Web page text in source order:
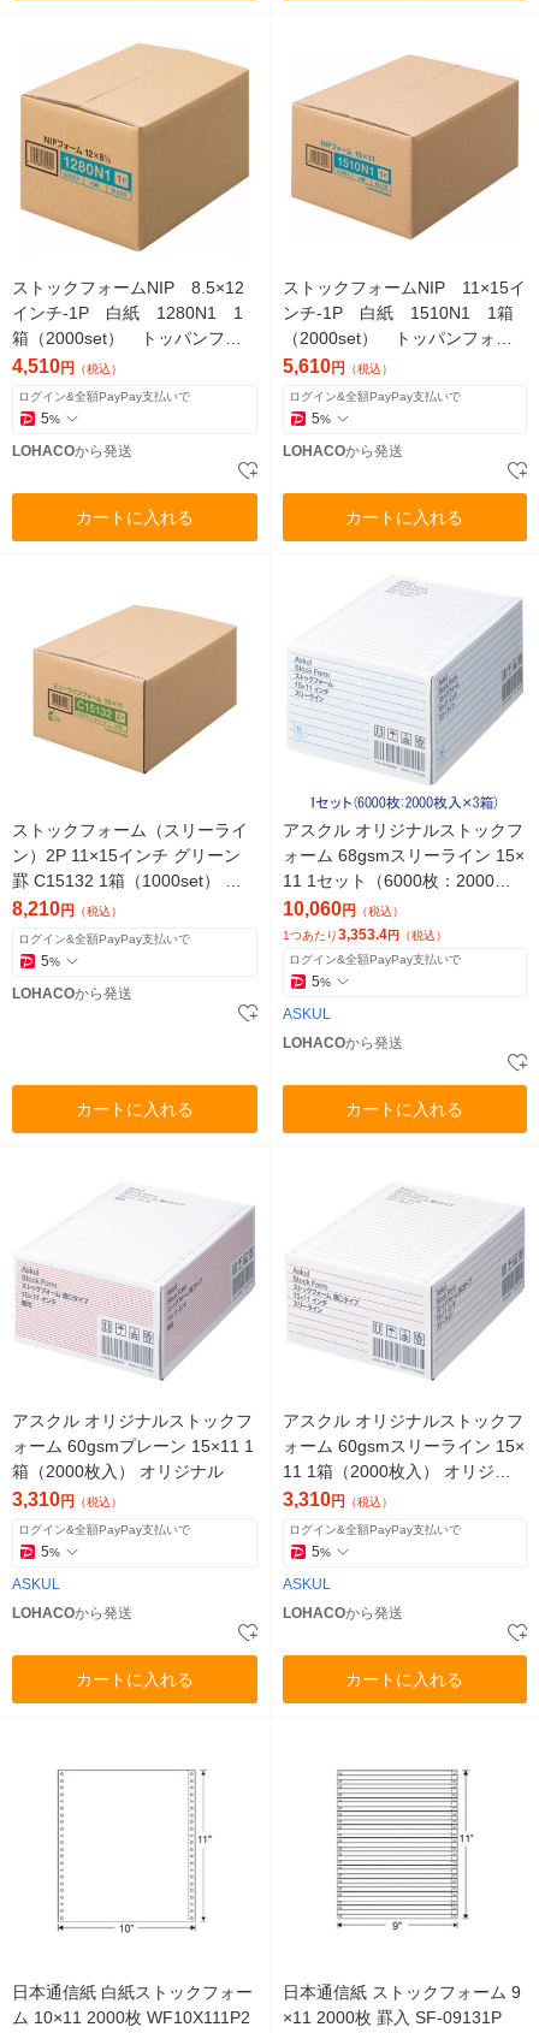
ストックフォームNIP 8.5×12
インチ-1P 白紙 1280N1 1
箱（2000set） トッパンフォ
ームズ
4,510円 （税込）
ログイン&全額PayPay支払いで
5%
LOHACOから発送
カートに入れる
ストックフォームNIP 11×15イ
ンチ-1P 白紙 1510N1 1箱
（2000set） トッパンフォー
ムズ
5,610円 （税込）
ログイン&全額PayPay支払いで
5%
LOHACOから発送
カートに入れる
ストックフォーム（スリーライ
ン）2P 11×15インチ グリーン
罫 C15132 1箱（1000set） ト
ッパン・フォームズ
8,210円 （税込）
ログイン&全額PayPay支払いで
5%
LOHACOから発送
カートに入れる
アスクル オリジナルストックフ
ォーム 68gsmスリーライン 15×
11 1セット（6000枚：2000枚
入×3箱） オリジナル
10,060円 （税込）
1つあたり3,353.4円 （税込）
ログイン&全額PayPay支払いで
5%
ASKUL
LOHACOから発送
カートに入れる
アスクル オリジナルストックフ
ォーム 60gsmプレーン 15×11 1
箱（2000枚入） オリジナル
3,310円 （税込）
ログイン&全額PayPay支払いで
5%
ASKUL
LOHACOから発送
カートに入れる
アスクル オリジナルストックフ
ォーム 60gsmスリーライン 15×
11 1箱（2000枚入） オリジナ
ル
3,310円 （税込）
ログイン&全額PayPay支払いで
5%
ASKUL
LOHACOから発送
カートに入れる
日本通信紙 白紙ストックフォー
ム 10×11 2000枚 WF10X111P2
日本通信紙 ストックフォーム 9
×11 2000枚 罫入 SF-09131P